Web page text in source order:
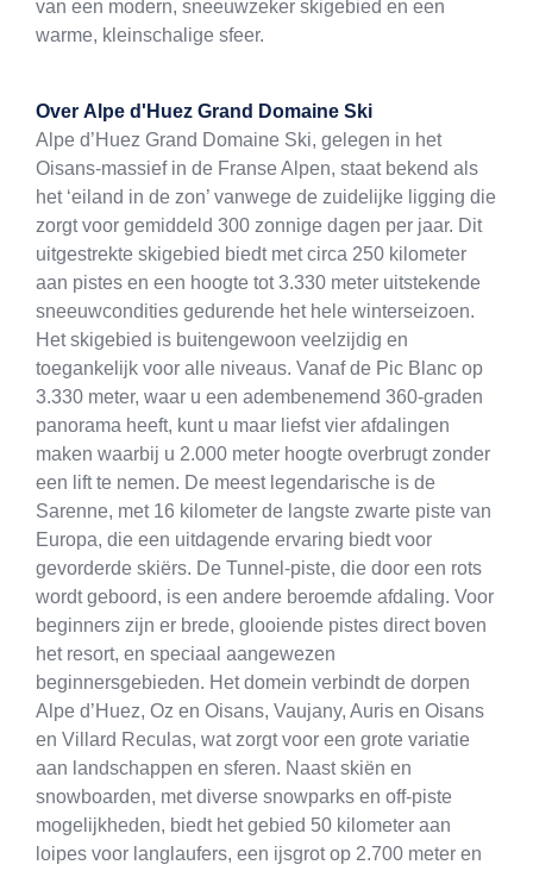
van een modern, sneeuwzeker skigebied en een
warme, kleinschalige sfeer.
Over Alpe d'Huez Grand Domaine Ski
Alpe d’Huez Grand Domaine Ski, gelegen in het
Oisans-massief in de Franse Alpen, staat bekend als
het ‘eiland in de zon’ vanwege de zuidelijke ligging die
zorgt voor gemiddeld 300 zonnige dagen per jaar. Dit
uitgestrekte skigebied biedt met circa 250 kilometer
aan pistes en een hoogte tot 3.330 meter uitstekende
sneeuwcondities gedurende het hele winterseizoen.
Het skigebied is buitengewoon veelzijdig en
toegankelijk voor alle niveaus. Vanaf de Pic Blanc op
3.330 meter, waar u een adembenemend 360-graden
panorama heeft, kunt u maar liefst vier afdalingen
maken waarbij u 2.000 meter hoogte overbrugt zonder
een lift te nemen. De meest legendarische is de
Sarenne, met 16 kilometer de langste zwarte piste van
Europa, die een uitdagende ervaring biedt voor
gevorderde skiërs. De Tunnel-piste, die door een rots
wordt geboord, is een andere beroemde afdaling. Voor
beginners zijn er brede, glooiende pistes direct boven
het resort, en speciaal aangewezen
beginnersgebieden. Het domein verbindt de dorpen
Alpe d’Huez, Oz en Oisans, Vaujany, Auris en Oisans
en Villard Reculas, wat zorgt voor een grote variatie
aan landschappen en sferen. Naast skiën en
snowboarden, met diverse snowparks en off-piste
mogelijkheden, biedt het gebied 50 kilometer aan
loipes voor langlaufers, een ijsgrot op 2.700 meter en